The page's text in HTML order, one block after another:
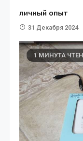
личный опыт
31 Декабря 2024
1 МИНУТА